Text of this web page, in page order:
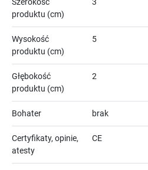
Szerokość
produktu (cm)
3
Wysokość
produktu (cm)
5
Głębokość
produktu (cm)
2
Bohater brak
Certyfikaty, opinie,
atesty
CE